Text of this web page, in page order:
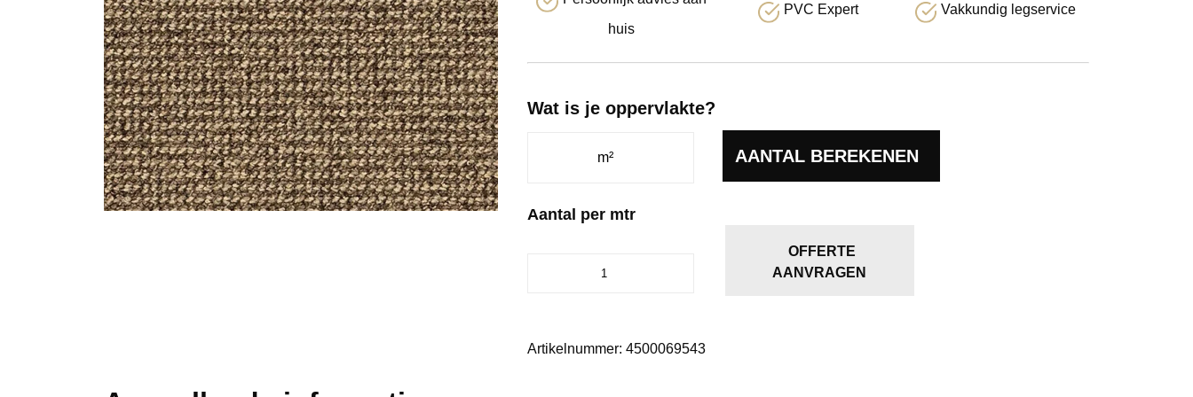
huis
PVC Expert Vakkundig legservice
Wat is je oppervlakte?
AANTAL BEREKENEN
Aantal per mtr
OFFERTE
AANVRAGEN
Artikelnummer:4500069543